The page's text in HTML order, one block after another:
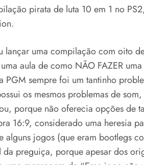
pirata de luta 10 em 1 no
lançar uma compilação com oito
aula de como NÃO FAZER
PGM sempre foi um tantinho
os mesmos problemas de
porque não oferecia opções de
16:9, considerado uma heresia
alguns jogos (que eram bootlegs
preguiça, porque apesar dos